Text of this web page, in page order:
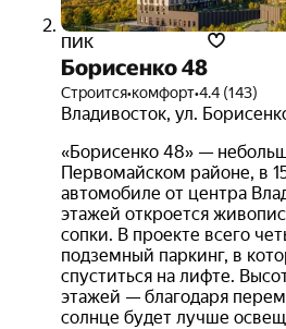
ПИК
Борисенко 48
Строится•комфорт•4.4 (143)
Владивосток, ул.
«Борисенко 48» —
Первомайском районе, в
автомобиле от центра
этажей откроется
сопки. В проекте всего
подземный паркинг, в
спуститься на лифте.
этажей — благодаря
солнце будет лучше